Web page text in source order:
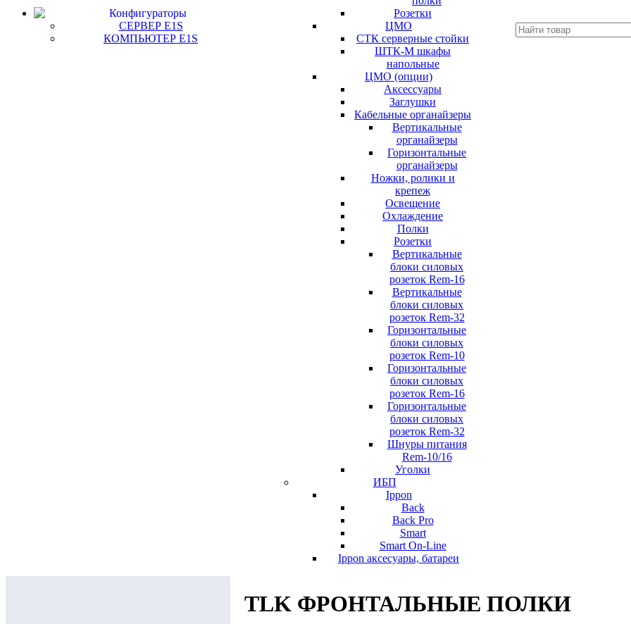
Конфигураторы
СЕРВЕР E1S
КОМПЬЮТЕР E1S
Розетки
ЦМО
СТК серверные стойки
ШТК-М шкафы
напольные
ЦМО (опции)
Аксессуары
Заглушки
Кабельные органайзеры
Вертикальные
органайзеры
Горизонтальные
органайзеры
Ножки, ролики и
крепеж
Освещение
Охлаждение
Полки
Розетки
Вертикальные
блоки силовых
розеток Rem-16
Вертикальные
блоки силовых
розеток Rem-32
Горизонтальные
блоки силовых
розеток Rem-10
Горизонтальные
блоки силовых
розеток Rem-16
Горизонтальные
блоки силовых
розеток Rem-32
Шнуры питания
Rem-10/16
Уголки
ИБП
Ippon
Back
Back Pro
Smart
Smart On-Line
Ippon аксесуары, батареи
TLK ФРОНТАЛЬНЫЕ ПОЛКИ